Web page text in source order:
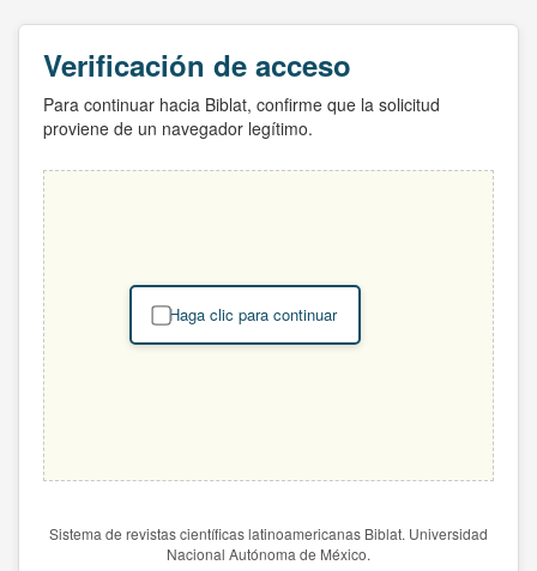
Verificación de acceso
Para continuar hacia Biblat, confirme que la solicitud
proviene de un navegador legítimo.
Haga clic para continuar
Sistema de revistas científicas latinoamericanas Biblat. Universidad
Nacional Autónoma de México.